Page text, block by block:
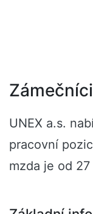
UNEX a.s.
pracovní
mzda je od